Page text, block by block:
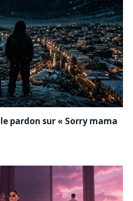
pardon sur « Sorry mama